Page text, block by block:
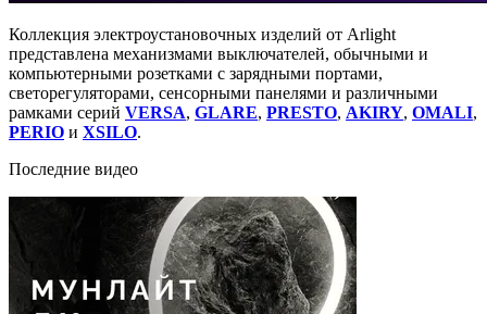
Коллекция электроустановочных изделий от Arlight
представлена механизмами выключателей, обычными и
компьютерными розетками c зарядными портами,
светорегуляторами, сенсорными панелями и различными
рамками серий VERSA, GLARE, PRESTO, AKIRY, OMALI,
PERIO и XSILO.
Последние видео